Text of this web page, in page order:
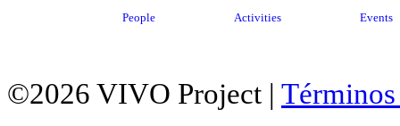
People Activities Events
©2026 VIVO Project |